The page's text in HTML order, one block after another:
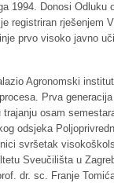
Donosi
registriran
prvo visoko javno
Agronomski
Prva
osam
odsjeka
svršetak
Sveučilišta u
dr. sc. Franje